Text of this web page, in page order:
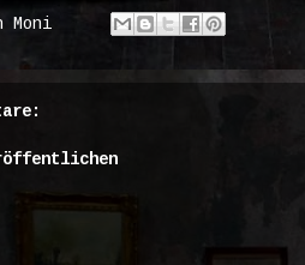
Moni